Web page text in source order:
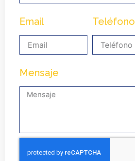
Email Teléfono
Mensaje